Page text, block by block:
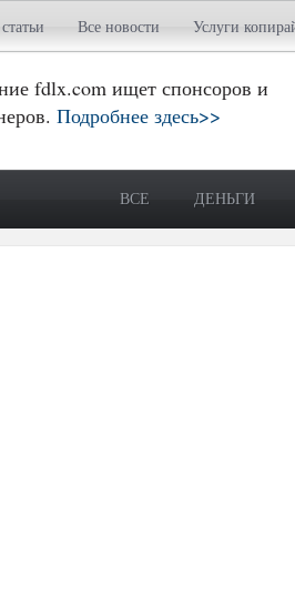
Все новости Услуги
fdlx.com ищет спонсоров и
Подробнее здесь>>
ВСЕ ДЕНЬГИ